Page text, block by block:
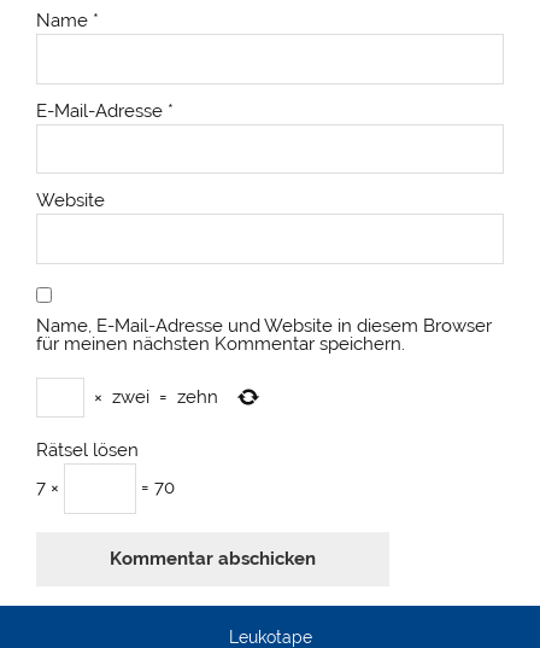
Name *
E-Mail-Adresse *
Website
Name, E-Mail-Adresse und Website in diesem Browser
für meinen nächsten Kommentar speichern.
× zwei = zehn
Rätsel lösen
7 ×
= 70
Leukotape